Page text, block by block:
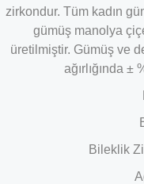
zirkondur. Tüm kadın
gümüş manolya
üretilmiştir. Gümüş ve
ağırlığında
Bileklik